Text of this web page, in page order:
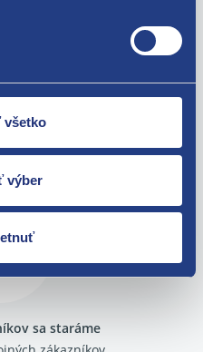
všetko
výber
- 1999
do 60 dní od
pošleme náhradu.
sa staráme